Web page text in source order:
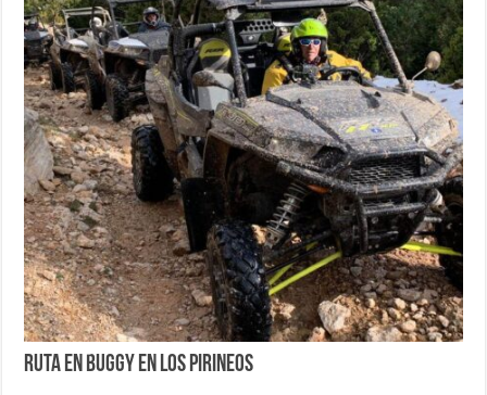
Ruta en Buggy en los Pirineos